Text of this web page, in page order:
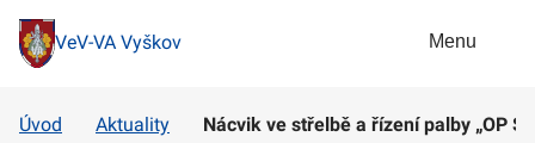
VeV-VA Vyškov Menu
Úvod Aktuality Nácvik ve střelbě a řízení palby „OP